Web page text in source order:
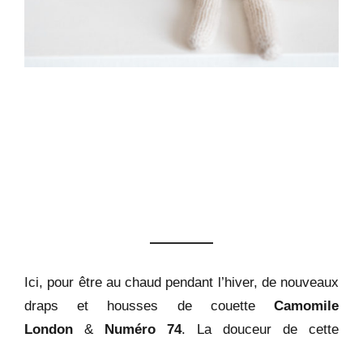
Ici, pour être au chaud pendant l’hiver, de nouveaux
draps et housses de couette Camomile
London & Numéro 74. La douceur de cette